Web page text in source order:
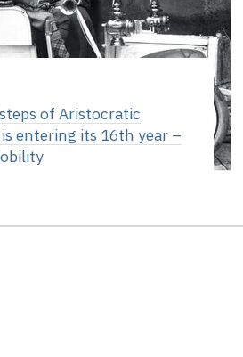
of Aristocratic
entering its 16th year –